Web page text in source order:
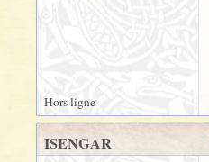
Hors ligne
ISENGAR